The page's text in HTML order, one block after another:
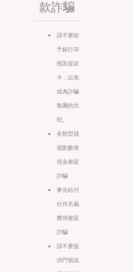
款詐騙
請不要給
予銀行存
摺及提款
卡，以免
成為詐騙
集團的共
犯。
各類型儲
值點數換
現金都是
詐騙
事先給付
任何名義
費用都是
詐騙
請不要提
供門號或